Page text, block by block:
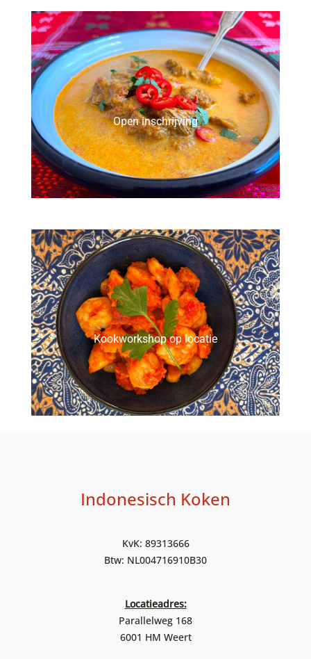
Open inschrijving
Kookworkshop op locatie
Indonesisch Koken
KvK: 89313666
Btw: NL004716910B30
Locatieadres:
Parallelweg 168
6001 HM Weert